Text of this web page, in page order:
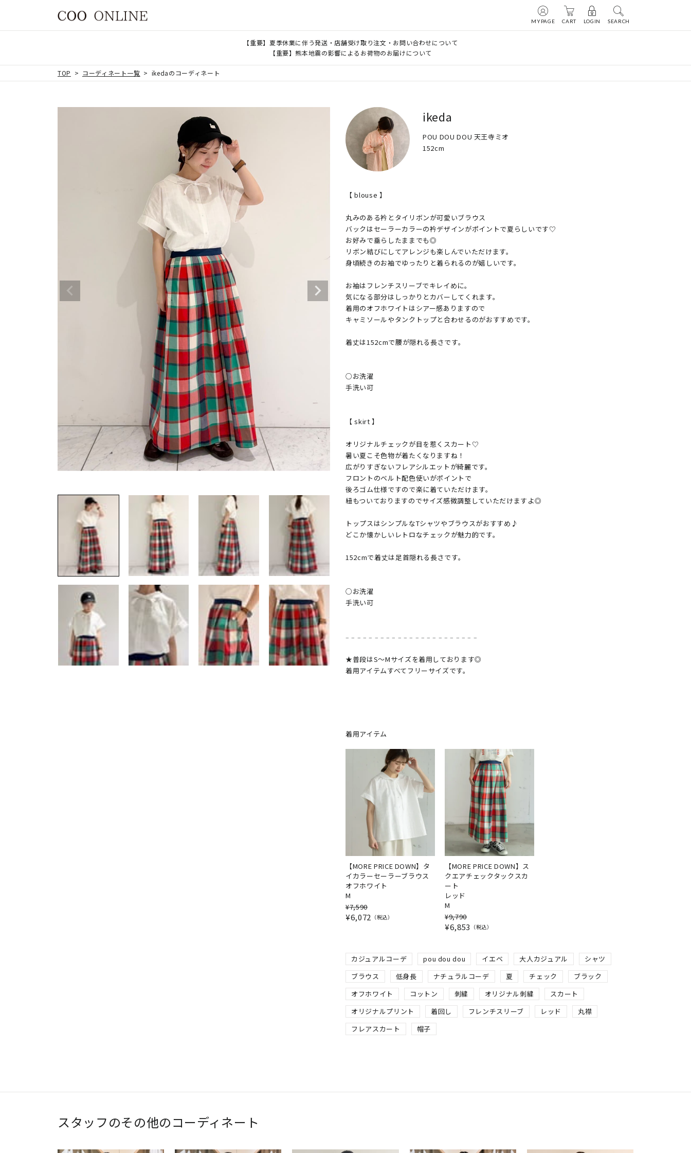
MYPAGE CART LOGIN SEARCH
【重要】夏季休業に伴う発送・店舗受け取り注文・お問い合わせについて
【重要】熊本地震の影響によるお荷物のお届けについて
TOP コーディネート一覧 ikedaのコーディネート
ikeda
POU DOU DOU 天王寺ミオ
152cm
【 blouse 】
丸みのある衿とタイリボンが可愛いブラウス
バックはセーラーカラーの衿デザインがポイントで夏らしいです♡
お好みで垂らしたままでも◎
リボン結びにしてアレンジも楽しんでいただけます。
身頃続きのお袖でゆったりと着られるのが嬉しいです。
お袖はフレンチスリーブでキレイめに。
気になる部分はしっかりとカバーしてくれます。
着用のオフホワイトはシアー感ありますので
キャミソールやタンクトップと合わせるのがおすすめです。
着丈は152cmで腰が隠れる長さです。
○お洗濯
手洗い可
【 skirt 】
オリジナルチェックが目を惹くスカート♡
暑い夏こそ色物が着たくなりますね！
広がりすぎないフレアシルエットが綺麗です。
フロントのベルト配色使いがポイントで
後ろゴム仕様ですので楽に着ていただけます。
紐もついておりますのでサイズ感微調整していただけますよ◎
トップスはシンプルなTシャツやブラウスがおすすめ♪
どこか懐かしいレトロなチェックが魅力的です。
152cmで着丈は足首隠れる長さです。
○お洗濯
手洗い可
𓐄 𓐄 𓐄 𓐄 𓐄 𓐄 𓐄 𓐄 𓐄 𓐄 𓐄 𓐄 𓐄 𓐄 𓐄 𓐄 𓐄 𓐄 𓐄 𓐄 𓐄 𓐄 𓐄
★普段はS〜Mサイズを着用しております◎
着用アイテムすべてフリーサイズです。
着用アイテム
【MORE PRICE DOWN】タ
イカラーセーラーブラウス
オフホワイト
M
¥7,590
¥6,072 税込
【MORE PRICE DOWN】ス
クエアチェックタックスカ
ート
レッド
M
¥9,790
¥6,853 税込
カジュアルコーデ pou dou dou イエベ 大人カジュアル
シャツ
ブラウス
低身長 ナチュラルコーデ 夏 チェック
ブラック
オフホワイト
コットン 刺繍 オリジナル刺繍
スカート
オリジナルプリント
着回し フレンチスリーブ レッド
丸襟
フレアスカート
帽子
スタッフのその他のコーディネート